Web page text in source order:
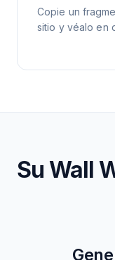
Copie un
sitio y véalo en
Su Wall